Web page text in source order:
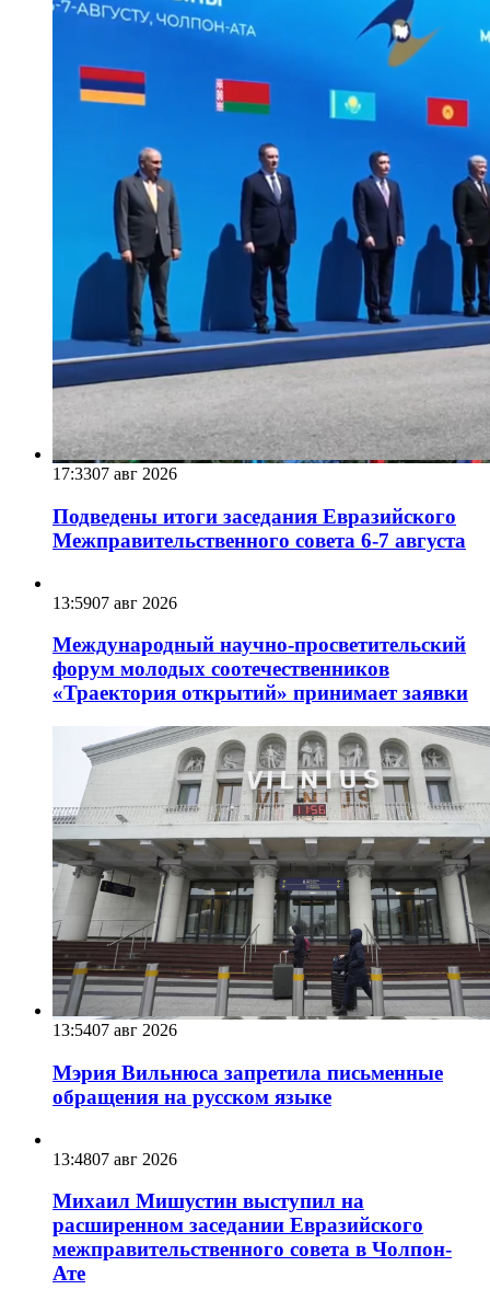
17:3307 авг 2026
Подведены итоги заседания Евразийского
Межправительственного совета 6-7 августа
13:5907 авг 2026
Международный научно-просветительский
форум молодых соотечественников
«Траектория открытий» принимает заявки
13:5407 авг 2026
Мэрия Вильнюса запретила письменные
обращения на русском языке
13:4807 авг 2026
Михаил Мишустин выступил на
расширенном заседании Евразийского
межправительственного совета в Чолпон-
Ате